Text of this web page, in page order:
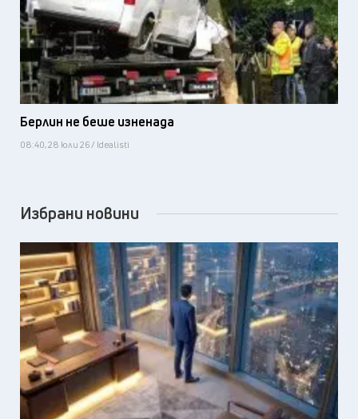
Берлин не беше изненада
08:40, 28 юли 26 / Idealisti
Избрани новини